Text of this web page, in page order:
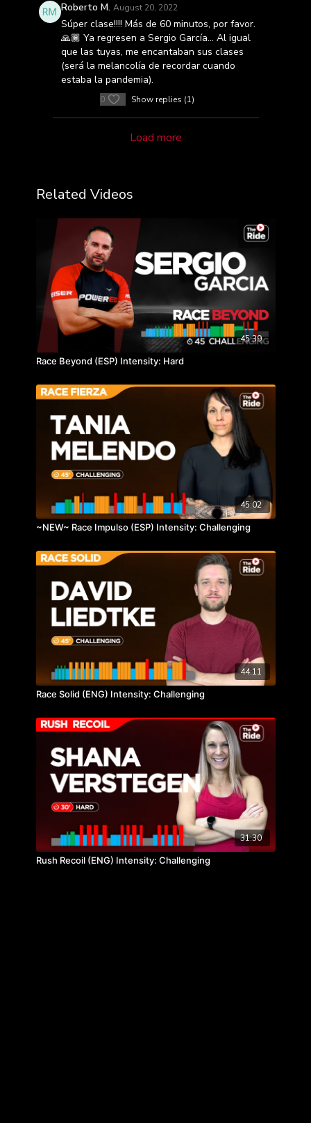
Roberto M. August 20, 2022
Súper clase!!!! Más de 60 minutos, por favor.
🙏🏾 Ya regresen a Sergio García... Al igual
que las tuyas, me encantaban sus clases
(será la melancolía de recordar cuando
estaba la pandemia).
0 Show replies (1)
Load more
Related Videos
45:39
Race Beyond (ESP) Intensity: Hard
45:02
~NEW~ Race Impulso (ESP) Intensity: Challenging
44:11
Race Solid (ENG) Intensity: Challenging
31:30
Rush Recoil (ENG) Intensity: Challenging